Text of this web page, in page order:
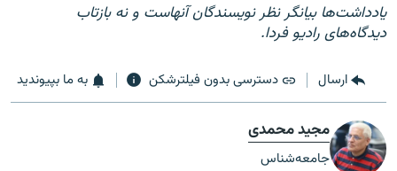
یادداشت‌ها بیانگر نظر نویسندگان آنهاست و نه بازتاب
دیدگاه‌های رادیو فردا.
ارسال دسترسی بدون فیلترشکن به ما بپیوندید
مجید محمدی
جامعه‌شناس